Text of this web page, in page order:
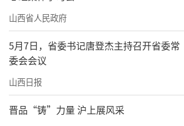
作为太原市穿城通行的最美
着天气转暖，滨河自行车道上前来
和游客明显增多。省城骑行爱好者
梭在大街小巷、田野山间，健身的
了汾河的沧桑巨变：“以前我们
动，一般都是去一些偏远的地方。
山西省人民政府
5月7日，省委书记唐登杰主持召开省委常
委会会议
山西日报
晋品“铸”力量 沪上展风采